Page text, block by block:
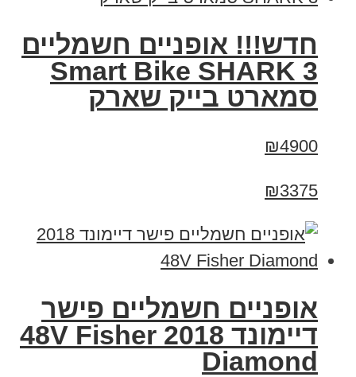
חדש!!! אופניים חשמליים
Smart Bike SHARK 3
סמארט בייק שארק
₪4900
₪3375
אופניים חשמליים פישר
דיימונד 2018 48V Fisher
Diamond